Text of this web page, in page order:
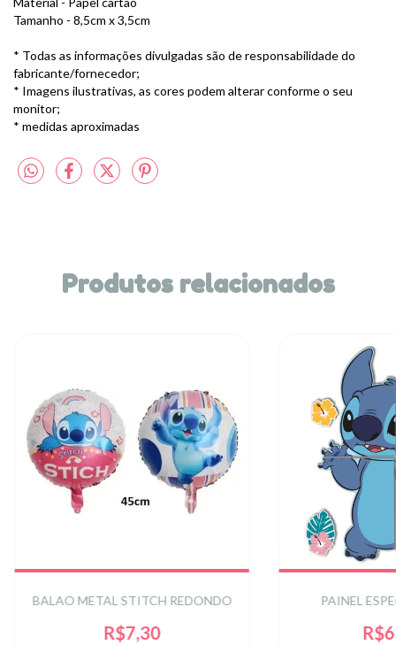
Tamanho - 8,5cm x 3,5cm
* Todas as informações divulgadas são de responsabilidade do
fabricante/fornecedor;
* Imagens ilustrativas, as cores podem alterar conforme o seu
monitor;
* medidas aproximadas
Produtos relacionados
BALAO METAL STITCH REDONDO
R$7,30
PAINEL